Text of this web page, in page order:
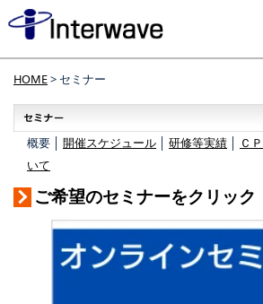
HOME> セミナー
概要 │ 開催スケジュール 研修等実績
Ｃ
いて
ご希望のセミナーをクリック